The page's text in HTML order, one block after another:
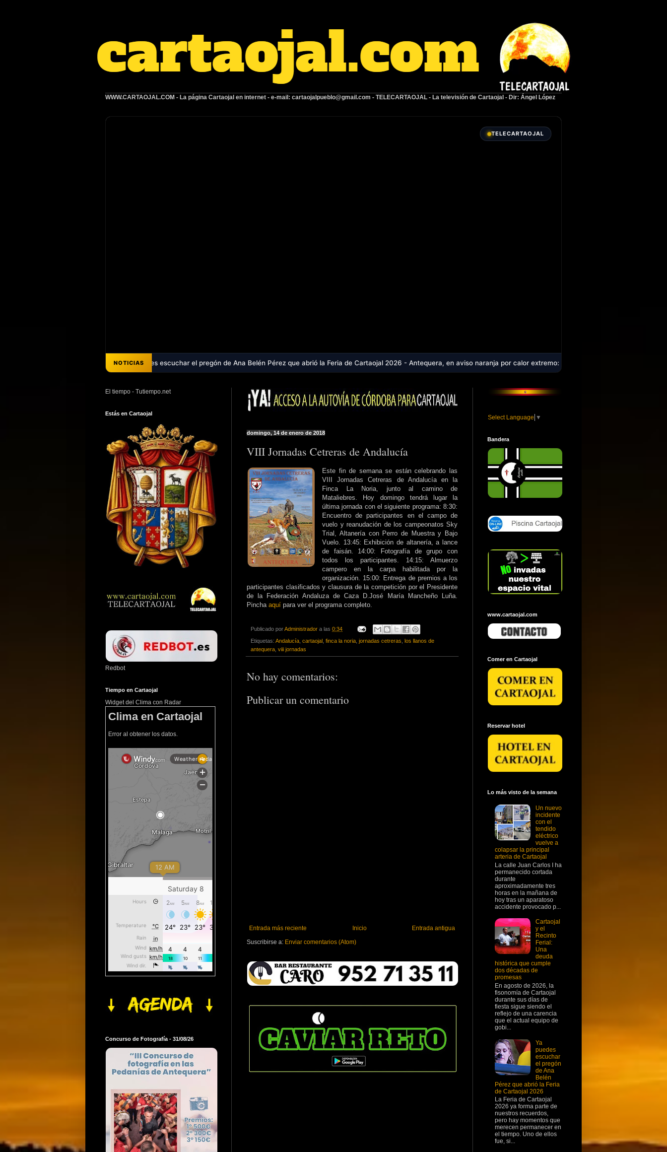
WWW.CARTAOJAL.COM - La página Cartaojal en internet - e-mail: cartaojalpueblo@gmail.com - TELECARTAOJAL - La televisión de Cartaojal - Dir: Ángel López
TELECARTAOJAL
NOTICIAS
de promesas - Ya puedes escuchar el pregón de Ana Belén Pérez que abrió la Feria de Cartaojal 2026 - Antequera, en aviso naranja por calor extremo: la comarca alcanzará los 40 ºC en plena ola de
domingo, 14 de enero de 2018
VIII Jornadas Cetreras de Andalucía
Este fin de semana se están celebrando las
VIII Jornadas Cetreras de Andalucía en la
Finca La Noria, junto al camino de
Mataliebres. Hoy domingo tendrá lugar la
última jornada con el siguiente programa: 8:30:
Encuentro de participantes en el campo de
vuelo y reanudación de los campeonatos Sky
Trial, Altanería con Perro de Muestra y Bajo
Vuelo. 13:45: Exhibición de altanería, a lance
de faisán. 14:00: Fotografía de grupo con
todos los participantes. 14:15: Almuerzo
campero en la carpa habilitada por la
organización. 15:00: Entrega de premios a los
participantes clasificados y clausura de la competición por el Presidente
de la Federación Andaluza de Caza D.José María Mancheño Luña.
Pincha aquí para ver el programa completo.
Publicado porAdministrador a las 0:34
Etiquetas: Andalucía cartaojal finca la noria jornadas cetreras los llanos de
antequera viii jornadas
No hay comentarios:
Publicar un comentario
Entrada más reciente Entrada antigua
Inicio
Suscribirse a: Enviar comentarios (Atom)
El tiempo - Tutiempo.net
Estás en Cartaojal
Redbot
Tiempo en Cartaojal
Widget del Clima con Radar
Clima en Cartaojal
Error al obtener los datos.
Concurso de Fotografía - 31/08/26
Select Language ▼
Bandera
www.cartaojal.com
Comer en Cartaojal
Reservar hotel
Lo más visto de la semana
Un nuevo
incidente
con el
tendido
eléctrico
vuelve a
colapsar la principal
arteria de Cartaojal
La calle Juan Carlos I ha
permanecido cortada
durante
aproximadamente tres
horas en la mañana de
hoy tras un aparatoso
accidente provocado p...
Cartaojal
y el
Recinto
Ferial:
Una
deuda
histórica que cumple
dos décadas de
promesas
En agosto de 2026, la
fisonomía de Cartaojal
durante sus días de
fiesta sigue siendo el
reflejo de una carencia
que el actual equipo de
gobi...
Ya
puedes
escuchar
el pregón
de Ana
Belén
Pérez que abrió la Feria
de Cartaojal 2026
La Feria de Cartaojal
2026 ya forma parte de
nuestros recuerdos,
pero hay momentos que
merecen permanecer en
el tiempo. Uno de ellos
fue, si...